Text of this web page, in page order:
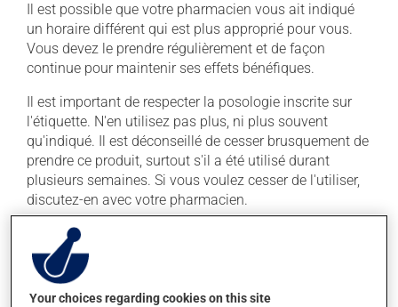
Il est possible que votre pharmacien vous ait indiqué
un horaire différent qui est plus approprié pour vous.
Vous devez le prendre régulièrement et de façon
continue pour maintenir ses effets bénéfiques.
Il est important de respecter la posologie inscrite sur
l'étiquette. N'en utilisez pas plus, ni plus souvent
qu'indiqué. Il est déconseillé de cesser brusquement de
prendre ce produit, surtout s'il a été utilisé durant
plusieurs semaines. Si vous voulez cesser de l'utiliser,
discutez-en avec votre pharmacien.
Ce médicament peut être irritant pour l'estomac :
prenez-le avec de la nourriture. Essayez d'éviter les
aliments irritants comme le café, les mets épicés et
l'alcool. La prise d'alcool peut augmenter l'effet de ce
Your choices regarding cookies on this site